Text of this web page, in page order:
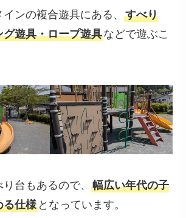
インの複合遊具にある、すべり
グ遊具・ロープ遊具などで遊ぶこ
り台もあるので、幅広い年代の子
る仕様 となっています。